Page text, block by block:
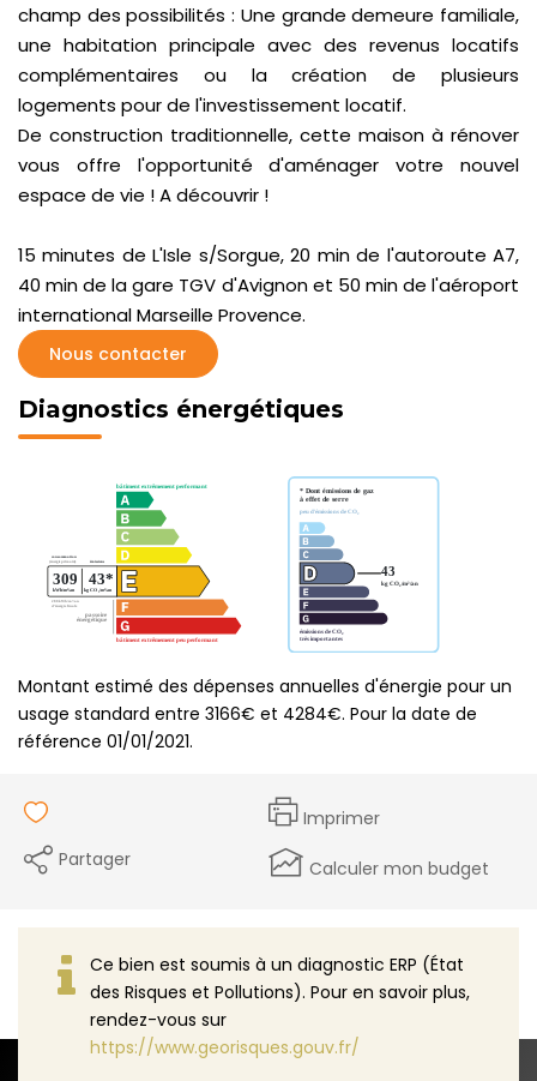
champ des possibilités : Une grande demeure familiale,
une habitation principale avec des revenus locatifs
complémentaires ou la création de plusieurs
logements pour de l'investissement locatif.
De construction traditionnelle, cette maison à rénover
vous offre l'opportunité d'aménager votre nouvel
espace de vie ! A découvrir !
15 minutes de L'Isle s/Sorgue, 20 min de l'autoroute A7,
40 min de la gare TGV d'Avignon et 50 min de l'aéroport
international Marseille Provence.
Nous contacter
Diagnostics énergétiques
Montant estimé des dépenses annuelles d'énergie pour un
usage standard entre 3166€ et 4284€. Pour la date de
référence 01/01/2021.
Imprimer
Partager
Calculer mon budget
Ce bien est soumis à un diagnostic ERP (État
des Risques et Pollutions). Pour en savoir plus,
rendez-vous sur
https://www.georisques.gouv.fr/